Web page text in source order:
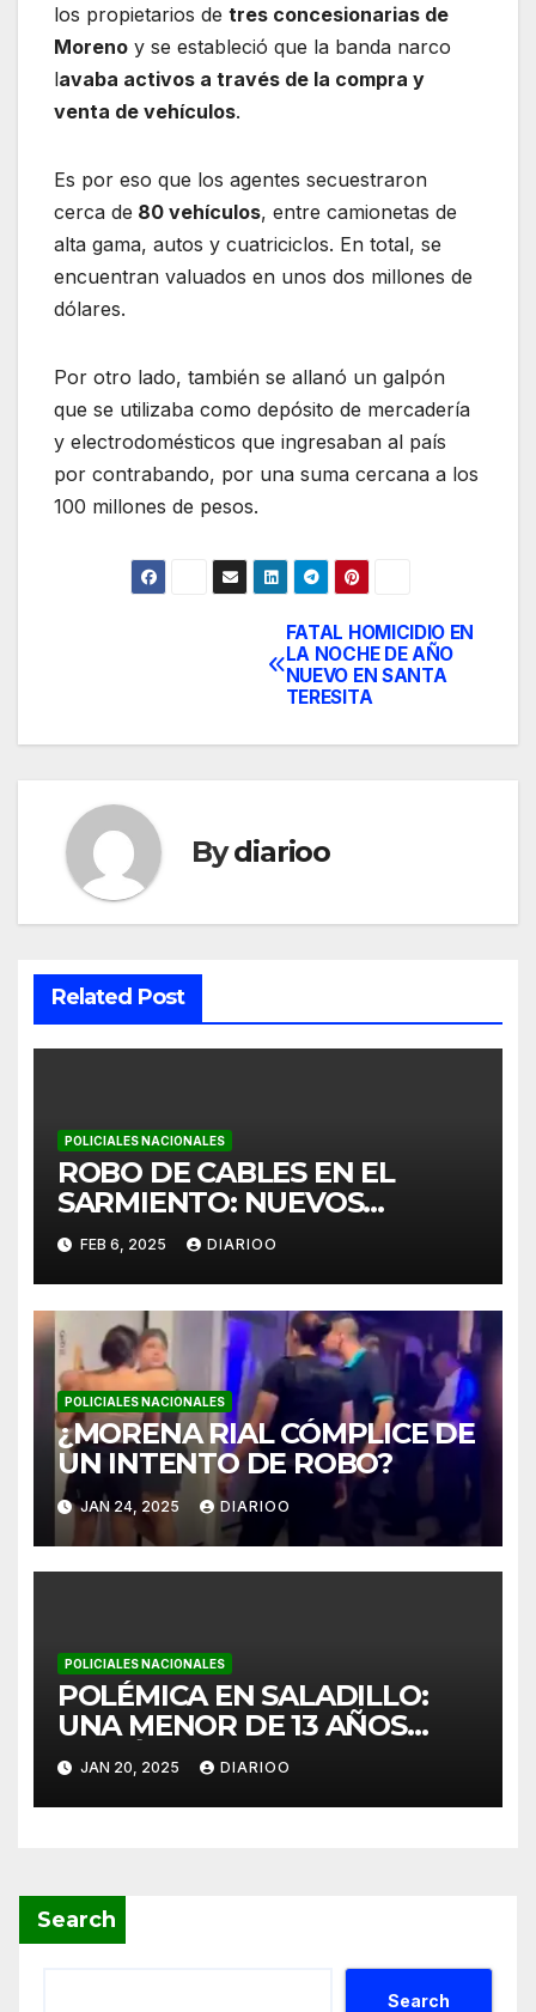
los propietarios de tres concesionarias de
Moreno y se estableció que la banda narco
lavaba activos a través de la compra y
venta de vehículos.
Es por eso que los agentes secuestraron
cerca de 80 vehículos, entre camionetas de
alta gama, autos y cuatriciclos. En total, se
encuentran valuados en unos dos millones de
dólares.
Por otro lado, también se allanó un galpón
que se utilizaba como depósito de mercadería
y electrodomésticos que ingresaban al país
por contrabando, por una suma cercana a los
100 millones de pesos.
FATAL HOMICIDIO EN
LA NOCHE DE AÑO
NUEVO EN SANTA
TERESITA
Bydiarioo
Related Post
POLICIALES NACIONALES
ROBO DE CABLES EN EL
SARMIENTO: NUEVOS
INTENTOS DETECTADOS
FEB 6, 2025 DIARIOO
POLICIALES NACIONALES
¿MORENA RIAL CÓMPLICE DE
UN INTENTO DE ROBO?
JAN 24, 2025 DIARIOO
POLICIALES NACIONALES
POLÉMICA EN SALADILLO:
UNA MENOR DE 13 AÑOS
PARIÓ Y LOS VECINOS
ACUSAN A LA FISCALÍA
JAN 20, 2025 DIARIOO
Search
Search